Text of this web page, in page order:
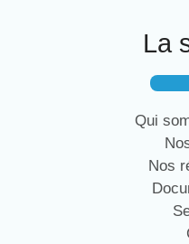
La
Qui
Nos